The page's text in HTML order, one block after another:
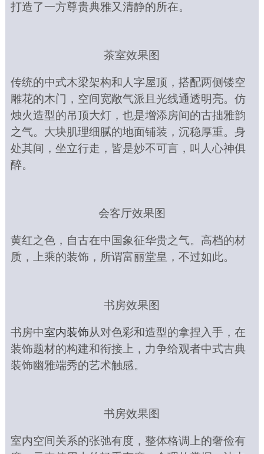
打造了一方尊贵典雅又清静的所在。
茶室效果图
传统的中式木梁架构和人字屋顶，搭配两侧镂空
雕花的木门，空间宽敞气派且光线通透明亮。仿
烛火造型的吊顶大灯，也是增添房间的古拙雅韵
之气。大块肌理细腻的地面铺装， 沉稳厚重。身
处其间，坐立行走， 皆是妙不可言， 叫人心神俱
醉。
会客厅效果图
黄红之色，自古在中国象征华贵之气。高档的材
质，上乘的装饰，所谓富丽堂皇，不过如此。
书房效果图
书房中室内装饰从对色彩和造型的拿捏入手，在
装饰题材的构建和衔接上，力争给观者中式古典
装饰幽雅端秀的艺术触感。
书房效果图
室内空间关系的张弛有度，整体格调上的奢俭有